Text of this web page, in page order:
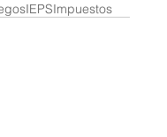
IEPSImpuestos